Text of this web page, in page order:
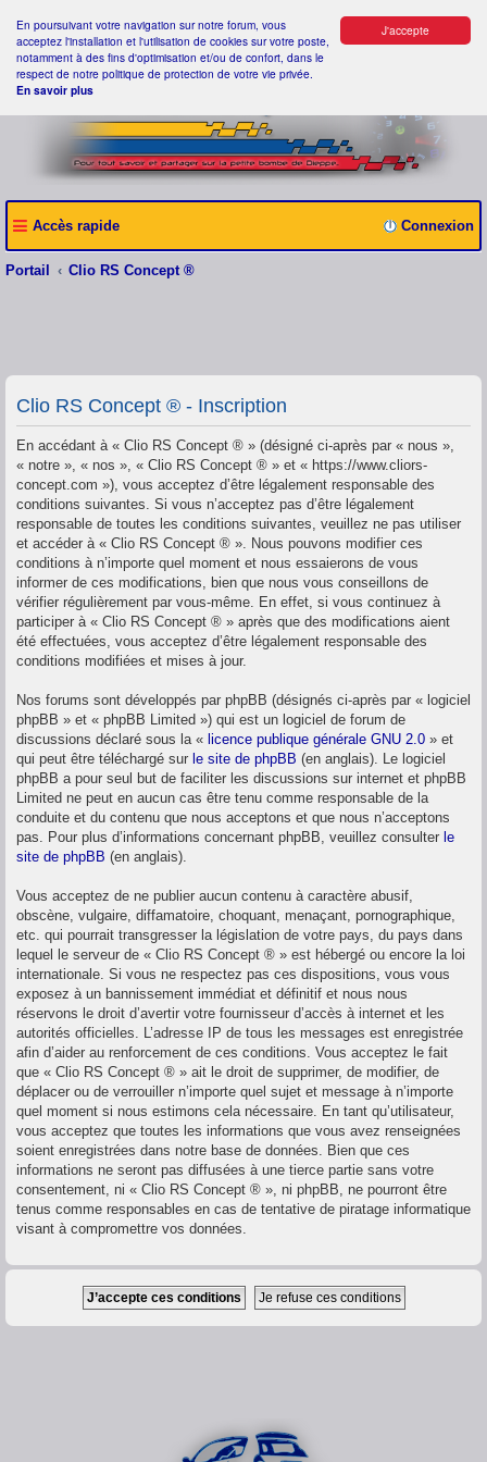
J'accepte
En poursuivant votre navigation sur notre forum, vous
acceptez l'installation et l'utilisation de cookies sur votre poste,
notamment à des fins d'optimisation et/ou de confort, dans le
respect de notre politique de protection de votre vie privée.
En savoir plus
Accès rapide Connexion
Portail Clio RS Concept ®
Clio RS Concept ® - Inscription
En accédant à « Clio RS Concept ® » (désigné ci-après par « nous »,
« notre », « nos », « Clio RS Concept ® » et « https://www.cliors-
concept.com »), vous acceptez d’être légalement responsable des
conditions suivantes. Si vous n’acceptez pas d’être légalement
responsable de toutes les conditions suivantes, veuillez ne pas utiliser
et accéder à « Clio RS Concept ® ». Nous pouvons modifier ces
conditions à n’importe quel moment et nous essaierons de vous
informer de ces modifications, bien que nous vous conseillons de
vérifier régulièrement par vous-même. En effet, si vous continuez à
participer à « Clio RS Concept ® » après que des modifications aient
été effectuées, vous acceptez d’être légalement responsable des
conditions modifiées et mises à jour.
Nos forums sont développés par phpBB (désignés ci-après par « logiciel
phpBB » et « phpBB Limited ») qui est un logiciel de forum de
discussions déclaré sous la « licence publique générale GNU 2.0 » et
qui peut être téléchargé sur le site de phpBB (en anglais). Le logiciel
phpBB a pour seul but de faciliter les discussions sur internet et phpBB
Limited ne peut en aucun cas être tenu comme responsable de la
conduite et du contenu que nous acceptons et que nous n’acceptons
pas. Pour plus d’informations concernant phpBB, veuillez consulter le
site de phpBB (en anglais).
Vous acceptez de ne publier aucun contenu à caractère abusif,
obscène, vulgaire, diffamatoire, choquant, menaçant, pornographique,
etc. qui pourrait transgresser la législation de votre pays, du pays dans
lequel le serveur de « Clio RS Concept ® » est hébergé ou encore la loi
internationale. Si vous ne respectez pas ces dispositions, vous vous
exposez à un bannissement immédiat et définitif et nous nous
réservons le droit d’avertir votre fournisseur d’accès à internet et les
autorités officielles. L’adresse IP de tous les messages est enregistrée
afin d’aider au renforcement de ces conditions. Vous acceptez le fait
que « Clio RS Concept ® » ait le droit de supprimer, de modifier, de
déplacer ou de verrouiller n’importe quel sujet et message à n’importe
quel moment si nous estimons cela nécessaire. En tant qu’utilisateur,
vous acceptez que toutes les informations que vous avez renseignées
soient enregistrées dans notre base de données. Bien que ces
informations ne seront pas diffusées à une tierce partie sans votre
consentement, ni « Clio RS Concept ® », ni phpBB, ne pourront être
tenus comme responsables en cas de tentative de piratage informatique
visant à compromettre vos données.